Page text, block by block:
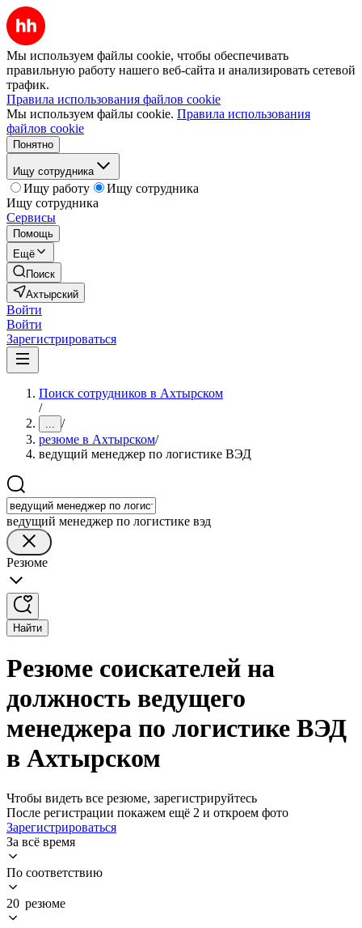
Мы используем файлы cookie, чтобы обеспечивать
правильную работу нашего веб-сайта и анализировать сетевой
трафик.
Правила использования файлов cookie
Мы используем файлы cookie. Правила использования
файлов cookie
Понятно
Ищу сотрудника
Ищу работу
Ищу сотрудника
Ищу сотрудника
Сервисы
Помощь
Ещё
Поиск
Ахтырский
Войти
Войти
Зарегистрироваться
Поиск сотрудников в Ахтырском
/
... /
резюме в Ахтырском/
ведущий менеджер по логистике ВЭД
ведущий менеджер по логистике вэд
Резюме
Найти
Резюме соискателей на
должность ведущего
менеджера по логистике ВЭД
в Ахтырском
Чтобы видеть все резюме, зарегистрируйтесь
После регистрации покажем ещё 2 и откроем фото
Зарегистрироваться
За всё время
По соответствию
20 резюме